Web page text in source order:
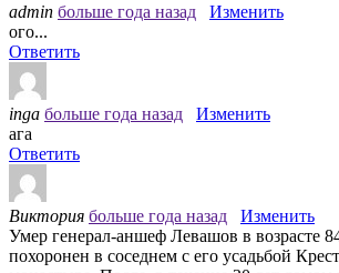
admin больше года назад
Изменить
ого...
Ответить
inga больше года назад
Изменить
ага
Ответить
Виктория больше года назад
Изменить
Умер генерал-аншеф Левашов в возрасте
похоронен в соседнем с его усадьбой